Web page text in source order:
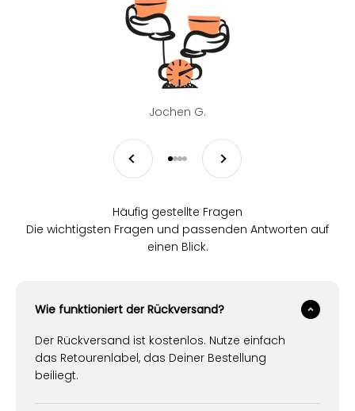
Jochen G.
Zurück
Gehe zu Element 1
Gehe zu Element 2
Gehe zu Element 3
Gehe zu Element 4
Vor
Häufig gestellte Fragen
Die wichtigsten Fragen und passenden Antworten auf
einen Blick.
Wie funktioniert der Rückversand?
Der Rückversand ist kostenlos. Nutze einfach
das Retourenlabel, das Deiner Bestellung
beiliegt.